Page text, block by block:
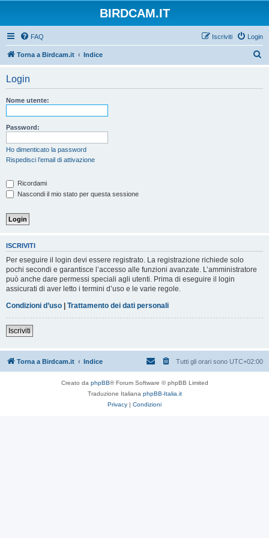
BIRDCAM.IT
FAQ Login
Iscriviti
Torna a Birdcam.it Indice
Login
Nome utente:
Password:
Ho dimenticato la password
Rispedisci l’email di attivazione
Ricordami
Nascondi il mio stato per questa sessione
ISCRIVITI
Per eseguire il login devi essere registrato. La registrazione richiede solo
pochi secondi e garantisce l’accesso alle funzioni avanzate. L’amministratore
può anche dare permessi speciali agli utenti. Prima di eseguire il login
assicurati di aver letto i termini d’uso e le varie regole.
Condizioni d’uso | Trattamento dei dati personali
Iscriviti
Torna a Birdcam.it Indice Tutti gli orari sono UTC+02:00
Creato da phpBB® Forum Software © phpBB Limited
Traduzione Italiana phpBB-Italia.it
Privacy | Condizioni